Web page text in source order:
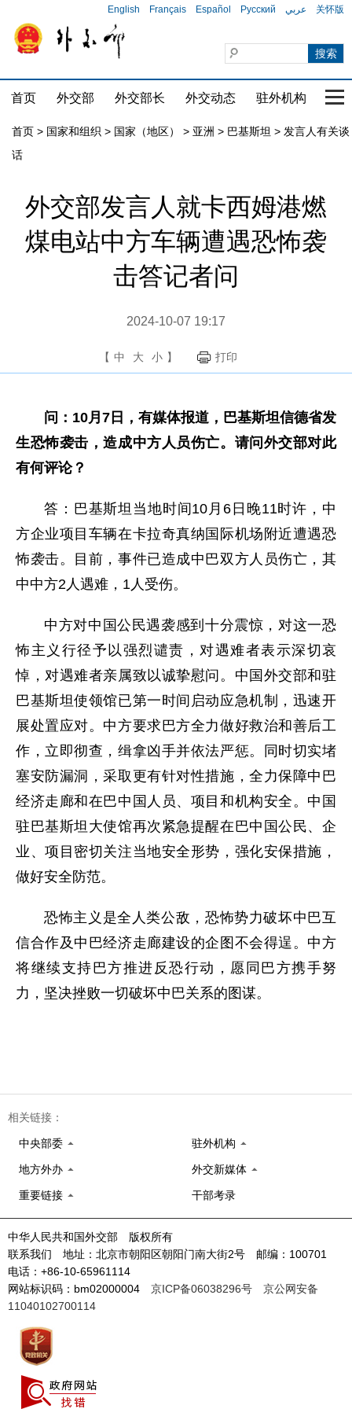
English Français Español Русский عربي 关怀版
首页 外交部 外交部长 外交动态 驻外机构 国
首页 > 国家和组织 > 国家（地区） > 亚洲 > 巴基斯坦 > 发言人有关谈
话
外交部发言人就卡西姆港燃
煤电站中方车辆遭遇恐怖袭
击答记者问
2024-10-07 19:17
【 中 大 小 】 打印
问：10月7日，有媒体报道，巴基斯坦信德省发
生恐怖袭击，造成中方人员伤亡。请问外交部对此
有何评论？
答：巴基斯坦当地时间10月6日晚11时许，中
方企业项目车辆在卡拉奇真纳国际机场附近遭遇恐
怖袭击。目前，事件已造成中巴双方人员伤亡，其
中中方2人遇难，1人受伤。
中方对中国公民遇袭感到十分震惊，对这一恐
怖主义行径予以强烈谴责，对遇难者表示深切哀
悼，对遇难者亲属致以诚挚慰问。中国外交部和驻
巴基斯坦使领馆已第一时间启动应急机制，迅速开
展处置应对。中方要求巴方全力做好救治和善后工
作，立即彻查，缉拿凶手并依法严惩。同时切实堵
塞安防漏洞，采取更有针对性措施，全力保障中巴
经济走廊和在巴中国人员、项目和机构安全。中国
驻巴基斯坦大使馆再次紧急提醒在巴中国公民、企
业、项目密切关注当地安全形势，强化安保措施，
做好安全防范。
恐怖主义是全人类公敌，恐怖势力破坏中巴互
信合作及中巴经济走廊建设的企图不会得逞。中方
将继续支持巴方推进反恐行动，愿同巴方携手努
力，坚决挫败一切破坏中巴关系的图谋。
相关链接：
中央部委 驻外机构
地方外办 外交新媒体
重要链接 干部考录
中华人民共和国外交部 版权所有
联系我们 地址：北京市朝阳区朝阳门南大街2号 邮编：100701
电话：+86-10-65961114
网站标识码：bm02000004 京ICP备06038296号
京公网安备
11040102700114